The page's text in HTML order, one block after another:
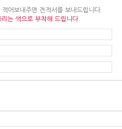
어보내주면 견적서를 보내드립니다.
는 색으로 부착해 드립니다.